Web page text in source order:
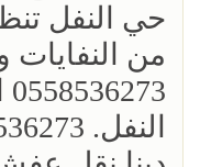
حي النفل
من النفايات
النفل. 0558536273